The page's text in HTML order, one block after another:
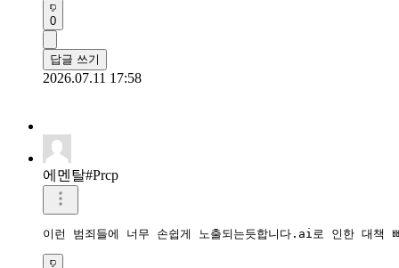
0
답글 쓰기
2026.07.11 17:58
에멘탈#Prcp
이런 범죄들에 너무 손쉽게 노출되는듯합니다.ai로 인한 대책